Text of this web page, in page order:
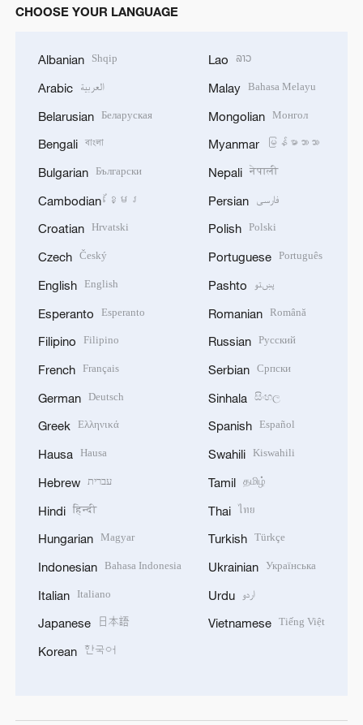
CHOOSE YOUR LANGUAGE
Albanian Shqip
Arabic العربية
Belarusian Беларуская
Bengali বাংলা
Bulgarian Български
Cambodian ខ្មែរ
Croatian Hrvatski
Czech Český
English English
Esperanto Esperanto
Filipino Filipino
French Français
German Deutsch
Greek Ελληνικά
Hausa Hausa
Hebrew עברית
Hindi हिन्दी
Hungarian Magyar
Indonesian Bahasa Indonesia
Italian Italiano
Japanese 日本語
Korean 한국어
Lao ລາວ
Malay Bahasa Melayu
Mongolian Монгол
Myanmar မြန်မာဘာသာ
Nepali नेपाली
Persian فارسی
Polish Polski
Portuguese Português
Pashto پښتو
Romanian Română
Russian Русский
Serbian Српски
Sinhala සිංහල
Spanish Español
Swahili Kiswahili
Tamil தமிழ்
Thai ไทย
Turkish Türkçe
Ukrainian Українська
Urdu اردو
Vietnamese Tiếng Việt